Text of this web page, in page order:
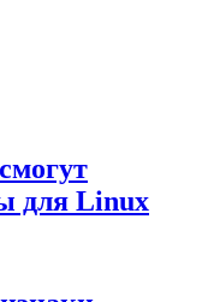
для Linux